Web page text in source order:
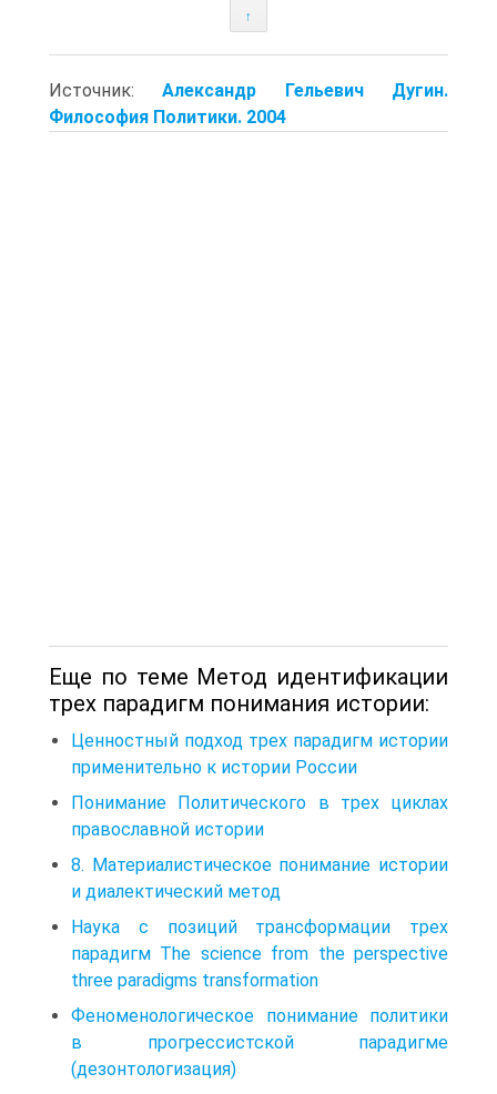
↑
Источник:Александр Гельевич Дугин.
Философия Политики. 2004
Еще по теме Метод идентификации
трех парадигм понимания истории:
Ценностный подход трех парадигм истории
применительно к истории России
Понимание Политического в трех циклах
православной истории
8. Материалистическое понимание истории
и диалектический метод
Наука с позиций трансформации трех
парадигм The science from the perspective
three paradigms transformation
Феноменологическое понимание политики
в прогрессистской парадигме
(дезонтологизация)